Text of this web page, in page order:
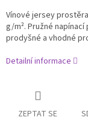
Vínové jersey
g/m². Pružné
prodyšné a vhodné
Detailní informace
ZEPTAT SE